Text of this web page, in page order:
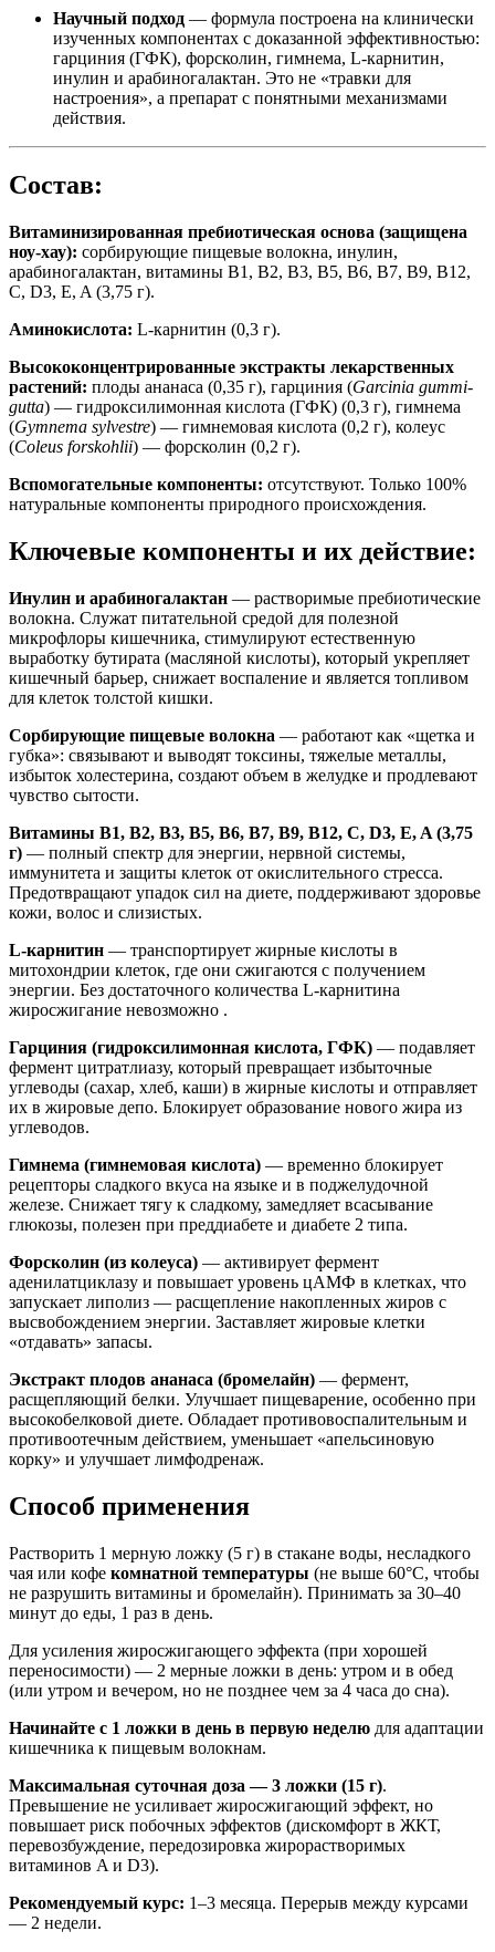
Научный подход — формула построена на клинически
изученных компонентах с доказанной эффективностью:
гарциния (ГФК), форсколин, гимнема, L-карнитин,
инулин и арабиногалактан. Это не «травки для
настроения», а препарат с понятными механизмами
действия.
Состав:
Витаминизированная пребиотическая основа (защищена
ноу-хау): сорбирующие пищевые волокна, инулин,
арабиногалактан, витамины B1, B2, B3, B5, B6, B7, B9, B12,
C, D3, E, A (3,75 г).
Аминокислота: L-карнитин (0,3 г).
Высококонцентрированные экстракты лекарственных
растений: плоды ананаса (0,35 г), гарциния (Garcinia gummi-
gutta) — гидроксилимонная кислота (ГФК) (0,3 г), гимнема
(Gymnema sylvestre) — гимнемовая кислота (0,2 г), колеус
(Coleus forskohlii) — форсколин (0,2 г).
Вспомогательные компоненты: отсутствуют. Только 100%
натуральные компоненты природного происхождения.
Ключевые компоненты и их действие:
Инулин и арабиногалактан — растворимые пребиотические
волокна. Служат питательной средой для полезной
микрофлоры кишечника, стимулируют естественную
выработку бутирата (масляной кислоты), который укрепляет
кишечный барьер, снижает воспаление и является топливом
для клеток толстой кишки.
Сорбирующие пищевые волокна — работают как «щетка и
губка»: связывают и выводят токсины, тяжелые металлы,
избыток холестерина, создают объем в желудке и продлевают
чувство сытости.
Витамины B1, B2, B3, B5, B6, B7, B9, B12, C, D3, E, A (3,75
г) — полный спектр для энергии, нервной системы,
иммунитета и защиты клеток от окислительного стресса.
Предотвращают упадок сил на диете, поддерживают здоровье
кожи, волос и слизистых.
L-карнитин — транспортирует жирные кислоты в
митохондрии клеток, где они сжигаются с получением
энергии. Без достаточного количества L-карнитина
жиросжигание невозможно .
Гарциния (гидроксилимонная кислота, ГФК) — подавляет
фермент цитратлиазу, который превращает избыточные
углеводы (сахар, хлеб, каши) в жирные кислоты и отправляет
их в жировые депо. Блокирует образование нового жира из
углеводов.
Гимнема (гимнемовая кислота) — временно блокирует
рецепторы сладкого вкуса на языке и в поджелудочной
железе. Снижает тягу к сладкому, замедляет всасывание
глюкозы, полезен при преддиабете и диабете 2 типа.
Форсколин (из колеуса) — активирует фермент
аденилатциклазу и повышает уровень цАМФ в клетках, что
запускает липолиз — расщепление накопленных жиров с
высвобождением энергии. Заставляет жировые клетки
«отдавать» запасы.
Экстракт плодов ананаса (бромелайн) — фермент,
расщепляющий белки. Улучшает пищеварение, особенно при
высокобелковой диете. Обладает противовоспалительным и
противоотечным действием, уменьшает «апельсиновую
корку» и улучшает лимфодренаж.
Способ применения
Растворить 1 мерную ложку (5 г) в стакане воды, несладкого
чая или кофе комнатной температуры (не выше 60°C, чтобы
не разрушить витамины и бромелайн). Принимать за 30–40
минут до еды, 1 раз в день.
Для усиления жиросжигающего эффекта (при хорошей
переносимости) — 2 мерные ложки в день: утром и в обед
(или утром и вечером, но не позднее чем за 4 часа до сна).
Начинайте с 1 ложки в день в первую неделю для адаптации
кишечника к пищевым волокнам.
Максимальная суточная доза — 3 ложки (15 г).
Превышение не усиливает жиросжигающий эффект, но
повышает риск побочных эффектов (дискомфорт в ЖКТ,
перевозбуждение, передозировка жирорастворимых
витаминов A и D3).
Рекомендуемый курс: 1–3 месяца. Перерыв между курсами
— 2 недели.